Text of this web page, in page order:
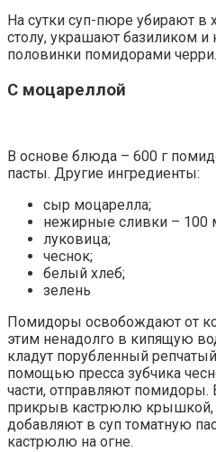
На сутки суп-пюре убирают в
столу, украшают базиликом и
половинки помидорами черри.
С моцареллой
В основе блюда – 600 г
пасты. Другие ингредиенты:
сыр моцарелла;
нежирные сливки – 100
луковица;
чеснок;
белый хлеб;
зелень
Помидоры освобождают от
этим ненадолго в кипящую
кладут порубленный
помощью пресса зубчика
части, отправляют помидоры.
прикрыв кастрюлю крышкой,
добавляют в суп томатную
кастрюлю на огне.